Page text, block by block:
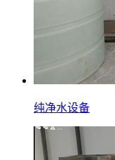
纯净水设备